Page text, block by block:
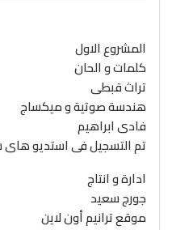
المشروع الاول
كلمات و الحان
تراث قبطى
هندسة صوتية و ميكساج
فادى ابراهيم
تم التسجيل فى استديو
ادارة و انتاج
جورج سعيد
موقع ترانيم أون لاين